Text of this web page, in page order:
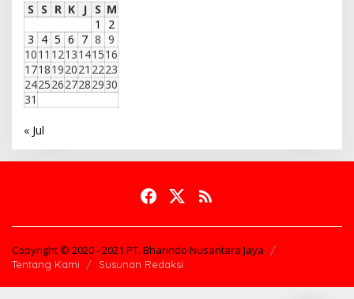
S S R K J S M
1
2
3 4 5 6 7 8 9
1011 1213141516
1718192021 2223
24252627282930
31
« Jul
Copyright © 2020 - 2021 PT. Bharindo Nusantara Jaya
Tentang Kami Susunan Redaksi